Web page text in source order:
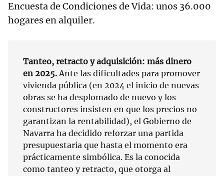
Encuesta de Condiciones de Vida: unos 36.000
hogares en alquiler.
Tanteo, retracto y adquisición: más dinero
en 2025.Ante las dificultades para promover
vivienda pública (en 2024 el inicio de nuevas
obras se ha desplomado de nuevo y los
constructores insisten en que los precios no
garantizan la rentabilidad), el Gobierno de
Navarra ha decidido reforzar una partida
presupuestaria que hasta el momento era
prácticamente simbólica. Es la conocida
como tanteo y retracto, que otorga al